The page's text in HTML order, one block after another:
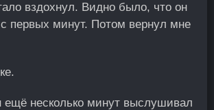
вздохнул. Видно было, что он
первых минут. Потом вернул мне
ещё несколько минут выслушивал